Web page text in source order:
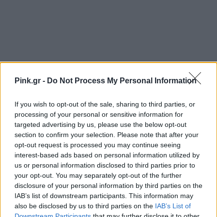
Pink.gr - Do Not Process My Personal Information
If you wish to opt-out of the sale, sharing to third parties, or
processing of your personal or sensitive information for
targeted advertising by us, please use the below opt-out
section to confirm your selection. Please note that after your
opt-out request is processed you may continue seeing
interest-based ads based on personal information utilized by
us or personal information disclosed to third parties prior to
your opt-out. You may separately opt-out of the further
disclosure of your personal information by third parties on the
IAB’s list of downstream participants. This information may
also be disclosed by us to third parties on the IAB’s List of
μάθετε πρώτοιτα πιο hot νέα.
Ακολουθήστε το Pink.gr και στο Instagram
Διαβάστε Ακόμη
CELEBS ΠΡΙΝ 10 ΕΒΔΟΜΆΔΕΣ
Αντωνά για Λιάγκα: «Τον